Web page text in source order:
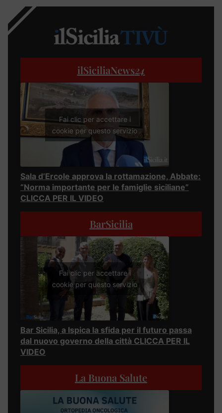
ilSiciliaNews24
Fai clic per accettare i
cookie per questo servizio
Sala d’Ercole approva la rottamazione, Abbate:
“Norma importante per le famiglie siciliane”
CLICCA PER IL VIDEO
BarSicilia
Fai clic per accettare i
cookie per questo servizio
Bar Sicilia, a Ispica la sfida per il futuro passa
dal nuovo governo della città CLICCA PER IL
VIDEO
La Buona Salute